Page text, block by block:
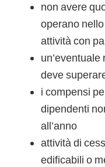
non avere
operano
attività con
deve
i compensi
dipendenti
all’anno
attività di
edificabili o